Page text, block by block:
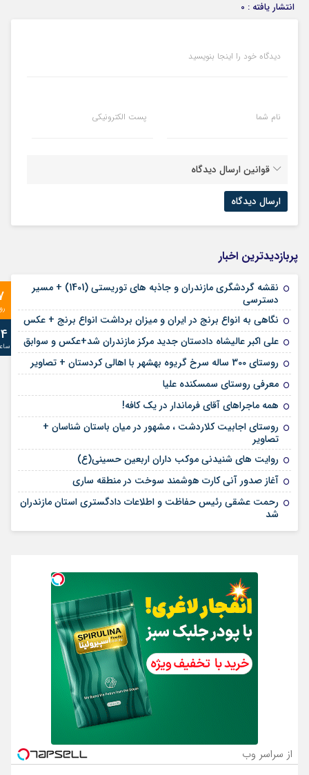
انتشار یافته : 0
دیدگاه خود را اینجا بنویسید
نام شما پست الکترونیکی
قوانین ارسال دیدگاه
پربازدیدترین اخبار
نقشه گردشگری مازندران و جاذبه های توریستی (1401) + مسیر
دسترسی
نگاهی به انواع برنج در ایران و میزان برداشت انواع برنج + عکس
علی‌ اکبر عالیشاه دادستان جدید مرکز مازندران شد+عکس و سوابق
روستای 300 ساله سرخ ‌گریوه بهشهر با اهالی کردستان + تصاویر
معرفی روستای سمسکنده علیا
همه ماجراهای آقای فرماندار در یک کافه!
روستای اجابیت کلاردشت ، مشهور در میان باستان شناسان +
تصاویر
روایت های شنیدنی موکب داران اربعین حسینی(ع)
آغاز صدور آنی کارت هوشمند سوخت در منطقه ساری
رحمت عشقی رئیس حفاظت و اطلاعات دادگستری استان مازندران
شد
از سراسر وب